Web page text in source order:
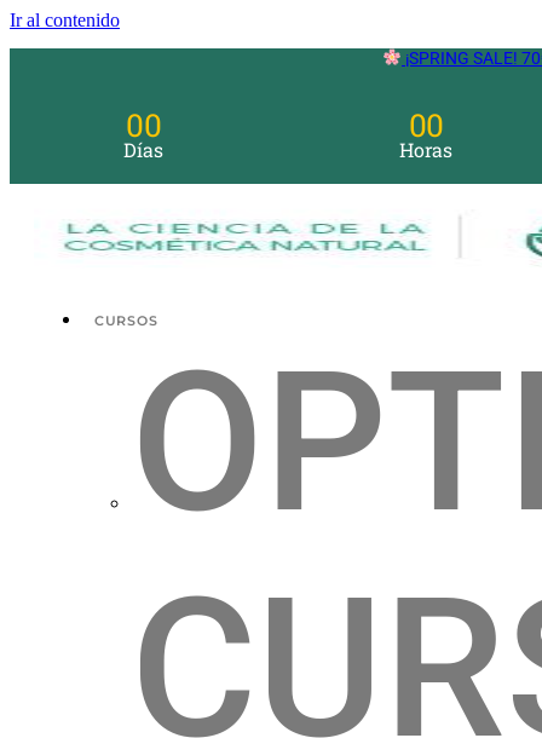
Ir al contenido
¡SPRING SALE!
00
Días
00
Horas
CURSOS